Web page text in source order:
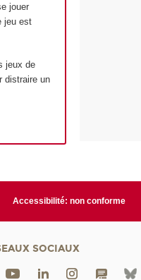
jouer
jeu est
jeux de
distraire un
Accessibilité: non conforme
SOCIAUX